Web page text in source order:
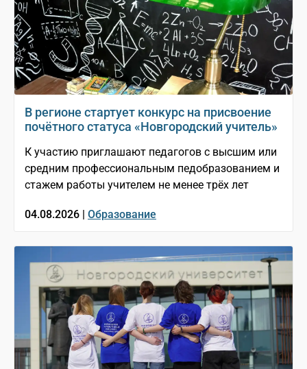
В регионе стартует конкурс на присвоение
почётного статуса «Новгородский учитель»
К участию приглашают педагогов с высшим или
средним профессиональным педобразованием и
стажем работы учителем не менее трёх лет
04.08.2026 | Образование